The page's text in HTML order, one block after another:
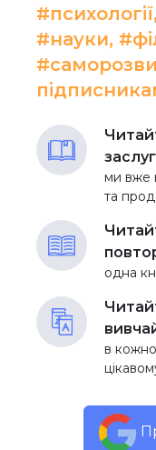
#науки,
ми вже
та
одна
в